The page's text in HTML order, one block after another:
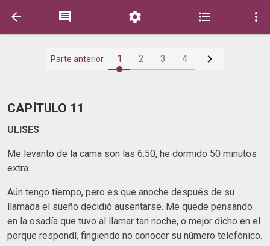
    
Parte anterior 1 2 3 4 
CAPÍTULO 11
ULISES
Me levanto de la cama son las 6:50, he dormido 50 minutos
extra.
Aún tengo tiempo, pero es que anoche después de su
llamada el sueño decidió ausentarse. Me quede pensando
en la osadía que tuvo al llamar tan noche, o mejor dicho en el
porque respondí, fingiendo no conocer su número telefónico.